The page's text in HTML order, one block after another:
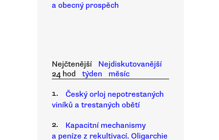
a obecný prospěch
Nejčtenější
Nejdiskutovanější
24 hod
týden
měsíc
1.
Český orloj nepotrestaných
viníků a trestaných obětí
2.
Kapacitní mechanismy
a peníze z rekultivací. Oligarchie